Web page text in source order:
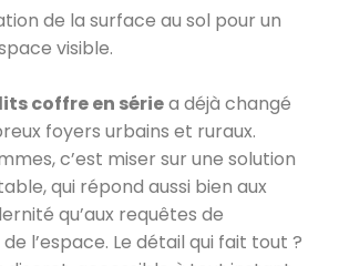
de la surface au sol pour un
visible.
lits coffre en sériea déjà changé
foyers urbains et ruraux.
c’est miser sur une solution
qui répond aussi bien aux
qu’aux requêtes de
l’espace. Le détail qui fait tout ?